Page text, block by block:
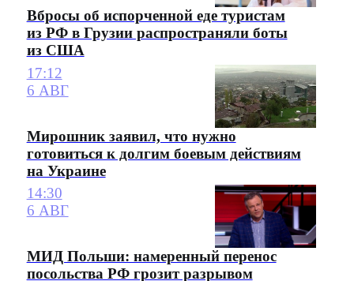
Вбросы об испорченной еде туристам
из РФ в Грузии распространяли боты
из США
17:12
6 АВГ
Мирошник заявил, что нужно
готовиться к долгим боевым действиям
на Украине
14:30
6 АВГ
МИД Польши: намеренный перенос
посольства РФ грозит разрывом